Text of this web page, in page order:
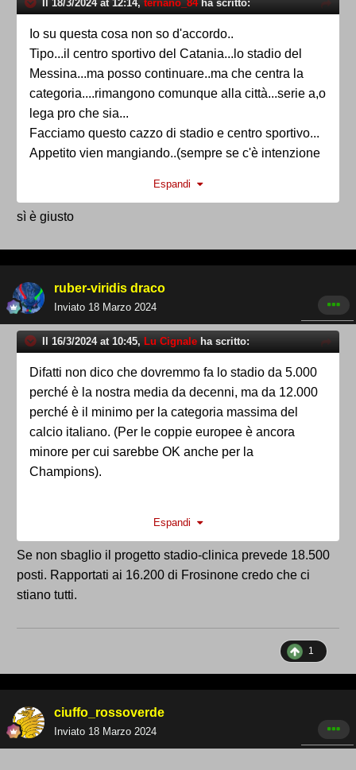
Il 18/3/2024 at 12:14, ternano_84ha scritto:
Io su questa cosa non so d'accordo..
Tipo...il centro sportivo del Catania...lo stadio del
Messina...ma posso continuare..ma che centra la
categoria....rimangono comunque alla città...serie a,o
lega pro che sia...
Facciamo questo cazzo di stadio e centro sportivo...
Appetito vien mangiando..(sempre se c'è intenzione
Espandi
sì è giusto
ruber-viridis draco
Inviato 18 Marzo 2024
Il 16/3/2024 at 10:45, Lu Cignale ha scritto:
Difatti non dico che dovremmo fa lo stadio da 5.000
perché è la nostra media da decenni, ma da 12.000
perché è il minimo per la categoria massima del
calcio italiano. (Per le coppie europee è ancora
minore per cui sarebbe OK anche per la
Champions).
tipo Frosinone: sbagliato ma ancora accettabile. Se
invece tu o qualcun altro propone 20.000 come
l'Atalanta o 25.000 come l'Udinese o 41.000 come la
Juve allora te lo dico da oggi che resterà sempre
Scommettiamoci una caffè e poi tra 10 anni o
speramo 50 anni ci rincontriamo e vediamo chi c'ha
Espandi
Se non sbaglio il progetto stadio-clinica prevede 18.500
posti. Rapportati ai 16.200 di Frosinone credo che ci
stiano tutti.
1
ciuffo_rossoverde
Inviato 18 Marzo 2024